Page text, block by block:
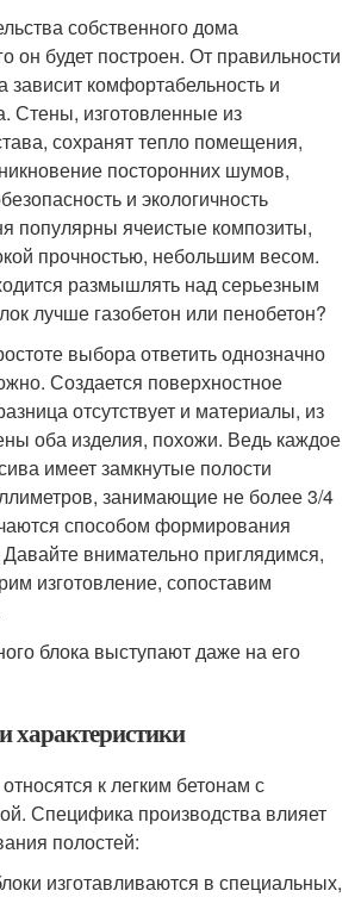
собственного дома
он будет построен. От правильности
комфортабельность и
Стены, изготовленные из
сохранят тепло помещения,
посторонних шумов,
и экологичность
популярны ячеистые композиты,
прочностью, небольшим весом.
размышлять над серьезным
лучше газобетон или пенобетон?
выбора ответить однозначно
Создается поверхностное
отсутствует и материалы, из
оба изделия, похожи. Ведь каждое
имеет замкнутые полости
занимающие не более 3/4
способом формирования
внимательно приглядимся,
изготовление, сопоставим
блока выступают даже на его
характеристики
к легким бетонам с
Специфика производства влияет
полостей:
изготавливаются в специальных,